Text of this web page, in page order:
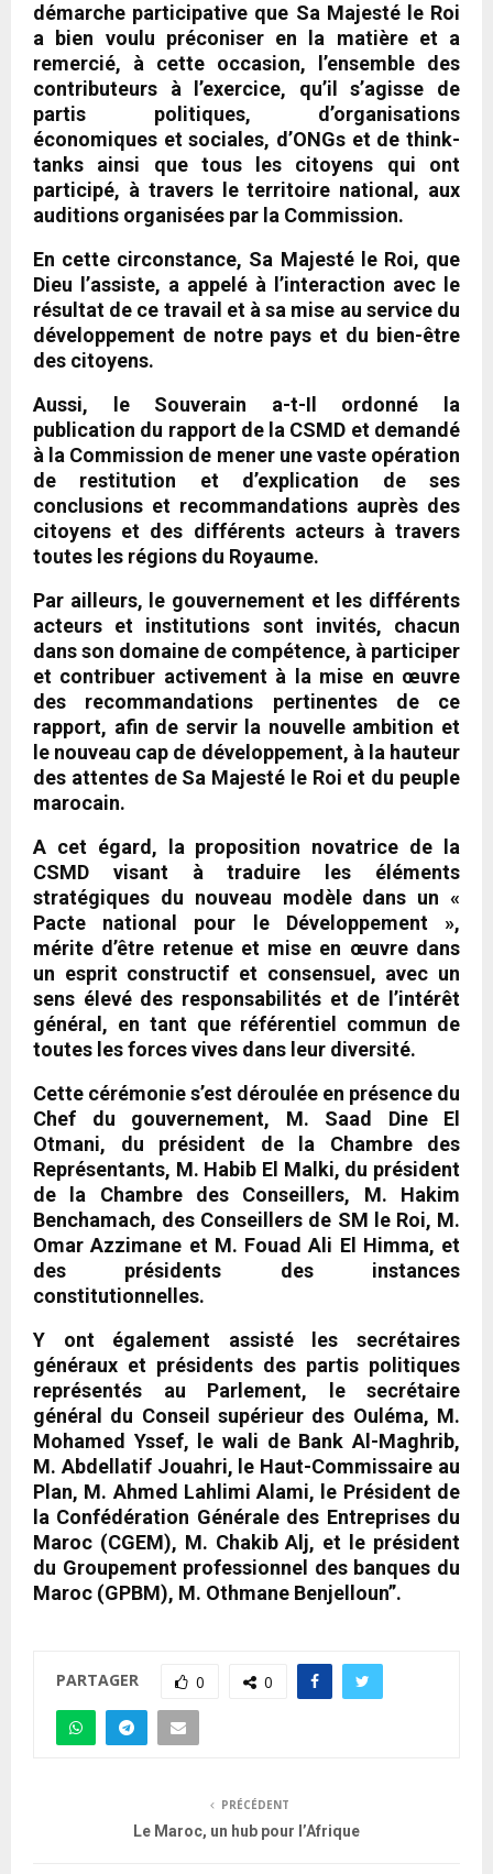
démarche participative que Sa Majesté le Roi
a bien voulu préconiser en la matière et a
remercié, à cette occasion, l’ensemble des
contributeurs à l’exercice, qu’il s’agisse de
partis politiques, d’organisations
économiques et sociales, d’ONGs et de think-
tanks ainsi que tous les citoyens qui ont
participé, à travers le territoire national, aux
auditions organisées par la Commission.
En cette circonstance, Sa Majesté le Roi, que
Dieu l’assiste, a appelé à l’interaction avec le
résultat de ce travail et à sa mise au service du
développement de notre pays et du bien-être
des citoyens.
Aussi, le Souverain a-t-Il ordonné la
publication du rapport de la CSMD et demandé
à la Commission de mener une vaste opération
de restitution et d’explication de ses
conclusions et recommandations auprès des
citoyens et des différents acteurs à travers
toutes les régions du Royaume.
Par ailleurs, le gouvernement et les différents
acteurs et institutions sont invités, chacun
dans son domaine de compétence, à participer
et contribuer activement à la mise en œuvre
des recommandations pertinentes de ce
rapport, afin de servir la nouvelle ambition et
le nouveau cap de développement, à la hauteur
des attentes de Sa Majesté le Roi et du peuple
marocain.
A cet égard, la proposition novatrice de la
CSMD visant à traduire les éléments
stratégiques du nouveau modèle dans un «
Pacte national pour le Développement »,
mérite d’être retenue et mise en œuvre dans
un esprit constructif et consensuel, avec un
sens élevé des responsabilités et de l’intérêt
général, en tant que référentiel commun de
toutes les forces vives dans leur diversité.
Cette cérémonie s’est déroulée en présence du
Chef du gouvernement, M. Saad Dine El
Otmani, du président de la Chambre des
Représentants, M. Habib El Malki, du président
de la Chambre des Conseillers, M. Hakim
Benchamach, des Conseillers de SM le Roi, M.
Omar Azzimane et M. Fouad Ali El Himma, et
des présidents des instances
constitutionnelles.
Y ont également assisté les secrétaires
généraux et présidents des partis politiques
représentés au Parlement, le secrétaire
général du Conseil supérieur des Ouléma, M.
Mohamed Yssef, le wali de Bank Al-Maghrib,
M. Abdellatif Jouahri, le Haut-Commissaire au
Plan, M. Ahmed Lahlimi Alami, le Président de
la Confédération Générale des Entreprises du
Maroc (CGEM), M. Chakib Alj, et le président
du Groupement professionnel des banques du
Maroc (GPBM), M. Othmane Benjelloun”.
PARTAGER 0 0
PRÉCÉDENT
Le Maroc, un hub pour l’Afrique